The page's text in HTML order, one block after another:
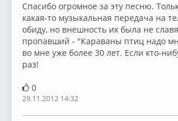
Спасибо огромное за эту песню.
какая-то музыкальная передача на
обиду, но внешность их была не
пропавший - "Караваны птиц надо
во мне уже более 30 лет. Если кто-
раз!
0
29.11.2012 14:32